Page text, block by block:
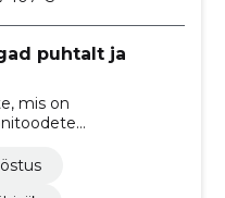
puhtalt ja
mis on